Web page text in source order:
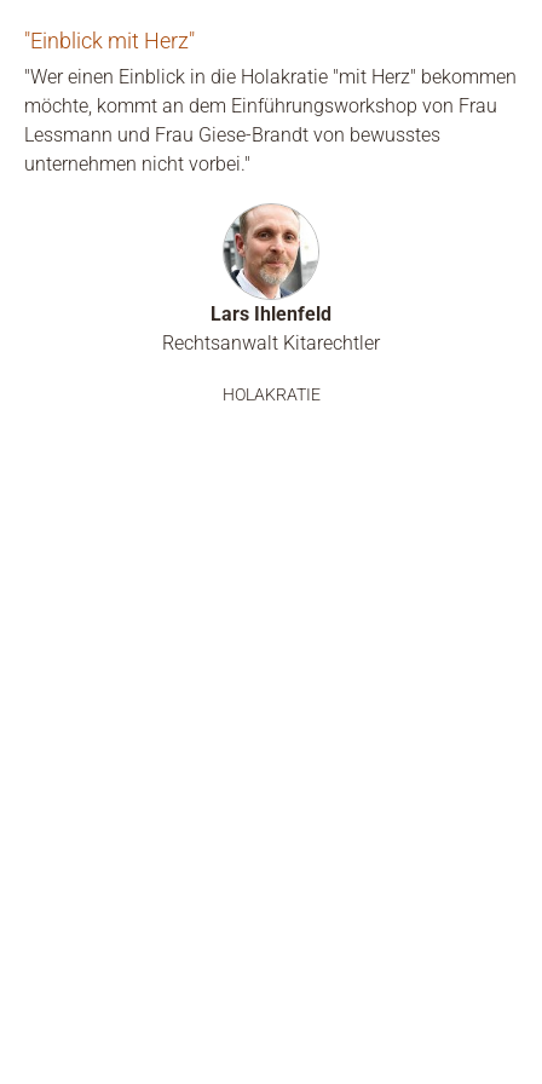
"Einblick mit Herz"
"Wer einen Einblick in die Holakratie "mit Herz" bekommen
möchte, kommt an dem Einführungsworkshop von Frau
Lessmann und Frau Giese-Brandt von bewusstes
unternehmen nicht vorbei."
Lars Ihlenfeld
Rechtsanwalt Kitarechtler
HOLAKRATIE